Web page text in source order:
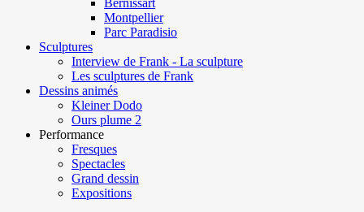
Montpellier
Parc Paradisio
Sculptures
Interview de Frank - La sculpture
Les sculptures de Frank
Dessins animés
Kleiner Dodo
Ours plume 2
Performance
Fresques
Spectacles
Grand dessin
Expositions